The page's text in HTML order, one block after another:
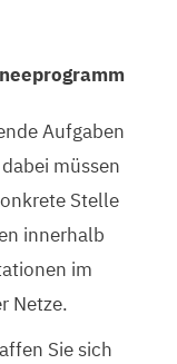
Aufgaben
müssen
Stelle
innerhalb
im
Netze.
Sie sich